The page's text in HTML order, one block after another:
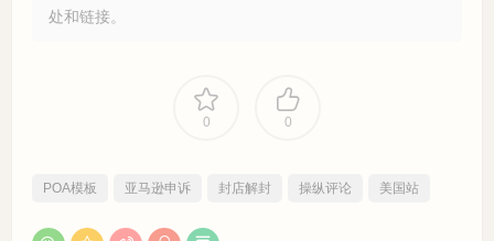
处和链接。
0 0
POA模板 亚马逊申诉 封店解封 操纵评论 美国站